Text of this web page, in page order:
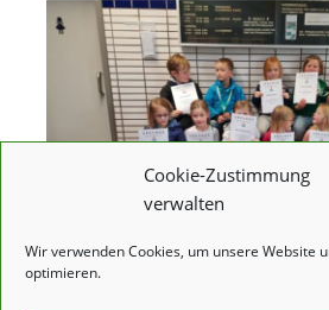
Cookie-Zustimmung
verwalten
Wir verwenden Cookies, um unsere Website
optimieren.